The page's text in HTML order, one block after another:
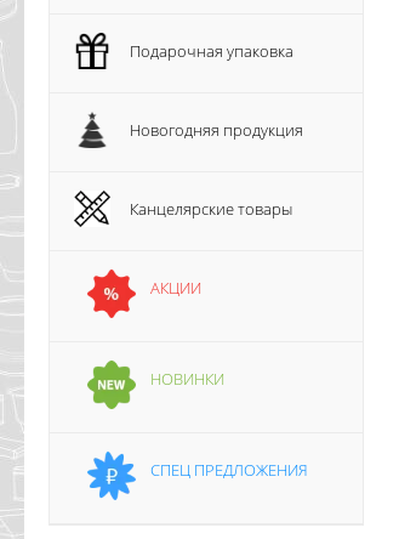
Подарочная упаковка
Новогодняя продукция
Канцелярские товары
АКЦИИ
НОВИНКИ
СПЕЦ ПРЕДЛОЖЕНИЯ